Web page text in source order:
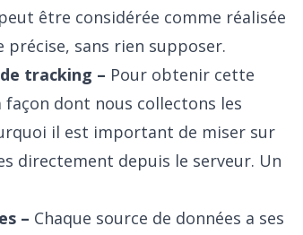
être considérée comme réalisée
sans rien supposer.
tracking – Pour obtenir cette
dont nous collectons les
il est important de miser sur
directement depuis le serveur. Un
– Chaque source de données a ses